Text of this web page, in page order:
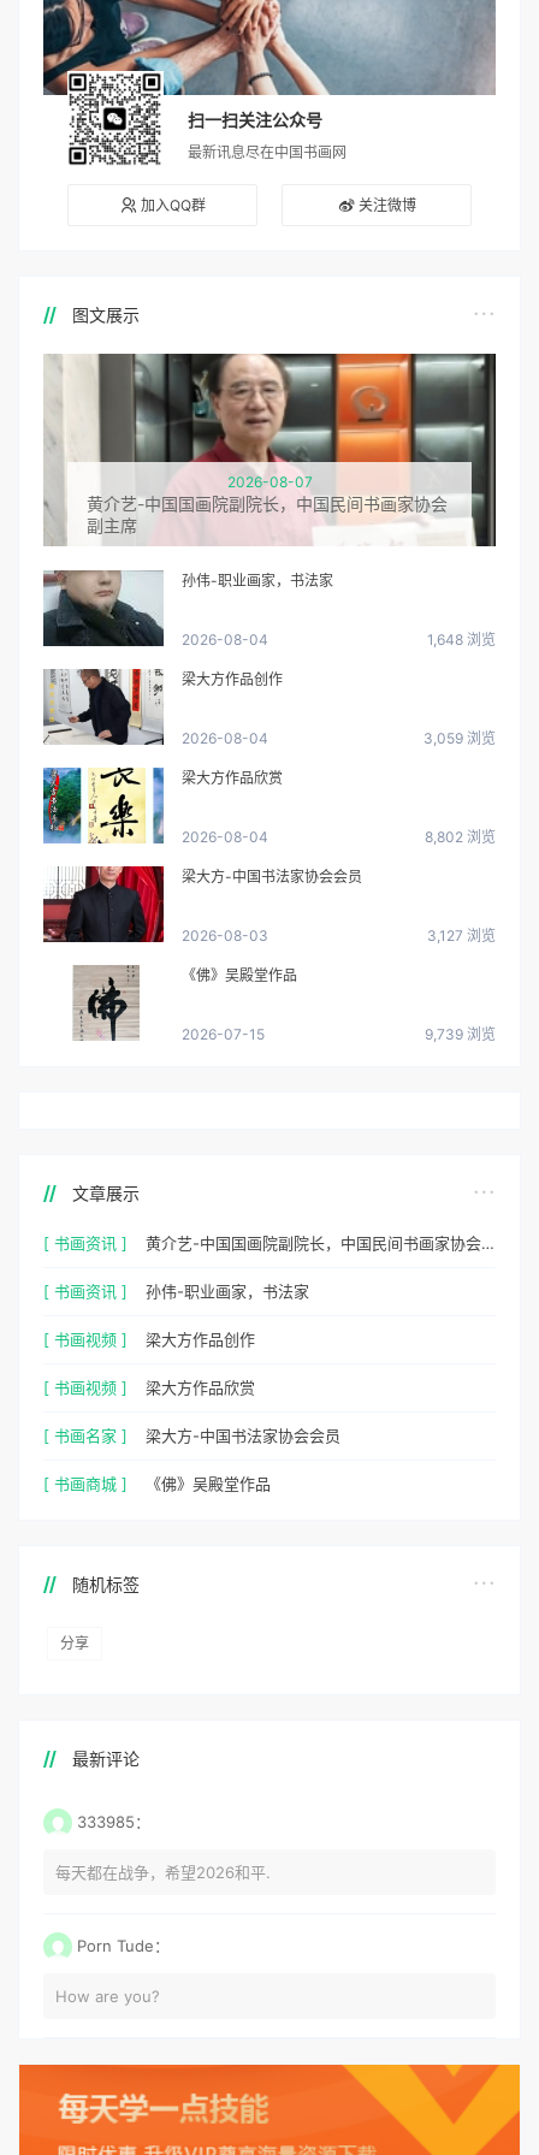
扫一扫关注公众号
最新讯息尽在中国书画网
加入QQ群 关注微博
图文展示
2026-08-07
黄介艺-中国国画院副院长，中国民间书画家协会
副主席
孙伟-职业画家，书法家
2026-08-04 1,648 浏览
梁大方作品创作
2026-08-04 3,059 浏览
梁大方作品欣赏
2026-08-04 8,802 浏览
梁大方-中国书法家协会会员
2026-08-03 3,127 浏览
《佛》吴殿堂作品
2026-07-15 9,739 浏览
文章展示
[ 书画资讯 ] 黄介艺-中国国画院副院长，中国民间书画家协会副主席
[ 书画资讯 ] 孙伟-职业画家，书法家
[ 书画视频 ] 梁大方作品创作
[ 书画视频 ] 梁大方作品欣赏
[ 书画名家 ] 梁大方-中国书法家协会会员
[ 书画商城 ] 《佛》吴殿堂作品
随机标签
分享
最新评论
333985：
每天都在战争，希望2026和平.
Porn Tude：
How are you?